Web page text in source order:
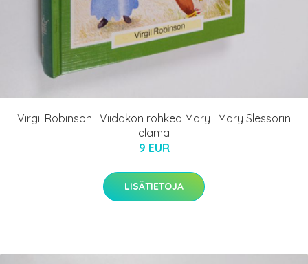
Virgil Robinson : Viidakon rohkea Mary : Mary Slessorin
elämä
9 EUR
LISÄTIETOJA